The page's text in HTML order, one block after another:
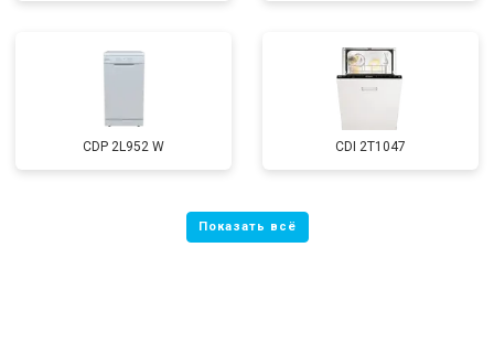
CDP 2L952 W CDI 2T1047